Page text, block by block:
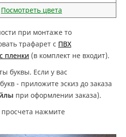
Посмотреть цвета
трафарет с ПВХ
пленки (в комплект не входит).
- приложите эскиз до заказа
при оформлении заказа).